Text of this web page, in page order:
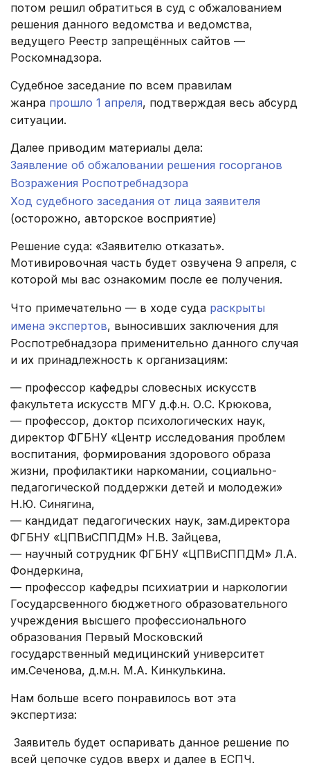
потом решил обратиться в суд с обжалованием
решения данного ведомства и ведомства,
ведущего Реестр запрещённых сайтов —
Роскомнадзора.
Судебное заседание по всем правилам
жанра прошло 1 апреля, подтверждая весь абсурд
ситуации.
Далее приводим материалы дела:
Заявление об обжаловании решения госорганов
Возражения Роспотребнадзора
Ход судебного заседания от лица заявителя
(осторожно, авторское восприятие)
Решение суда: «Заявителю отказать».
Мотивировочная часть будет озвучена 9 апреля, с
которой мы вас ознакомим после ее получения.
Что примечательно — в ходе суда раскрыты
имена экспертов, выносивших заключения для
Роспотребнадзора применительно данного случая
и их принадлежность к организациям:
— профессор кафедры словесных искусств
факультета искусств МГУ д.ф.н. О.С. Крюкова,
— профессор, доктор психологических наук,
директор ФГБНУ «Центр исследования проблем
воспитания, формирования здорового образа
жизни, профилактики наркомании, социально-
педагогической поддержки детей и молодежи»
Н.Ю. Синягина,
— кандидат педагогических наук, зам.директора
ФГБНУ «ЦПВиСППДМ» Н.В. Зайцева,
— научный сотрудник ФГБНУ «ЦПВиСППДМ» Л.А.
Фондеркина,
— профессор кафедры психиатрии и наркологии
Государсвенного бюджетного образовательного
учреждения высшего профессионального
образования Первый Московский
государственный медицинский университет
им.Сеченова, д.м.н. М.А. Кинкулькина.
Нам больше всего понравилось вот эта
экспертиза:
Заявитель будет оспаривать данное решение по
всей цепочке судов вверх и далее в ЕСПЧ.